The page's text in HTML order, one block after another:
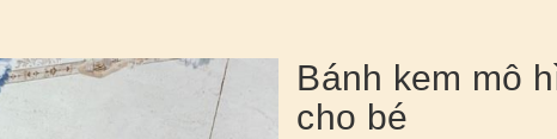
Bánh kem mô
cho bé